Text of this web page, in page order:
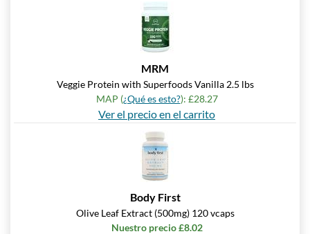
MRM
Veggie Protein with Superfoods Vanilla 2.5 lbs
MAP (¿Qué es esto?): £28.27
Ver el precio en el carrito
Body First
Olive Leaf Extract (500mg) 120 vcaps
Nuestro precio £8.02